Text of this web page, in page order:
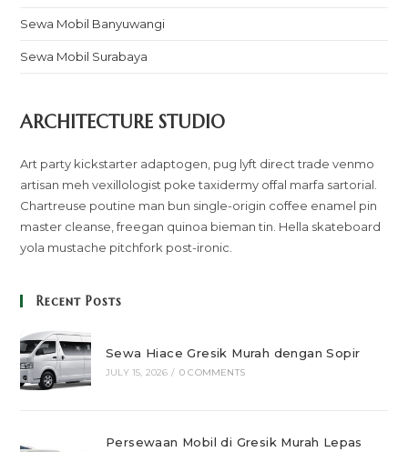
Sewa Mobil Banyuwangi
Sewa Mobil Surabaya
ARCHITECTURE STUDIO
Art party kickstarter adaptogen, pug lyft direct trade venmo
artisan meh vexillologist poke taxidermy offal marfa sartorial.
Chartreuse poutine man bun single-origin coffee enamel pin
master cleanse, freegan quinoa bieman tin. Hella skateboard
yola mustache pitchfork post-ironic.
Recent Posts
Sewa Hiace Gresik Murah dengan Sopir
JULY 15, 2026 / 0 COMMENTS
Persewaan Mobil di Gresik Murah Lepas